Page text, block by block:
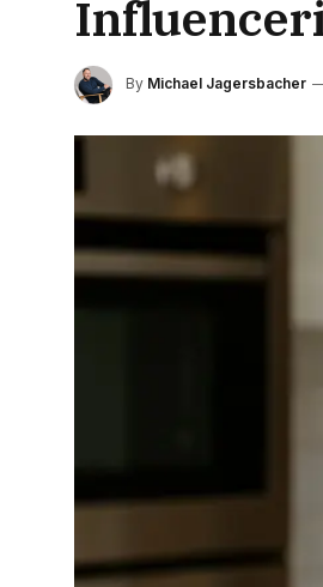
By Michael Jagersbacher